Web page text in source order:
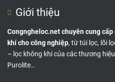
Giới thiệu
Congngheloc.net chuyên cung
khí cho công nghiệp, từ túi lọc, lõi
– lọc không khí của các thương hiệu
Purolite…